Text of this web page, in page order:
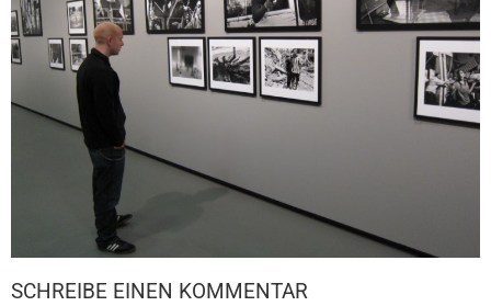
SCHREIBE EINEN KOMMENTAR